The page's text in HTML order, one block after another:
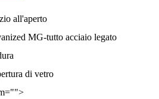
all'aperto
MG-tutto acciaio legato
di vetro